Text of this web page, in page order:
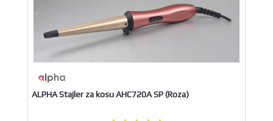
ALPHA Stajler za kosu AHC720A SP (Roza)